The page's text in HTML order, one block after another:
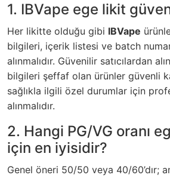
1. IBVape ege likit
Her likitte olduğu gibi IBVape
bilgileri, içerik listesi ve batch
alınmalıdır. Güvenilir satıcılardan
bilgileri şeffaf olan ürünler güvenli
sağlıkla ilgili özel durumlar için
alınmalıdır.
2. Hangi PG/VG oranı
için en iyisidir?
Genel öneri 50/50 veya 40/60’dır;